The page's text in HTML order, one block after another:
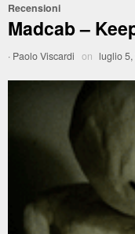
Recensioni
Madcab –
· Paolo Viscardi on luglio